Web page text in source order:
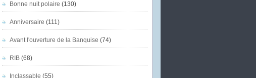
Bonne nuit polaire (130)
Anniversaire (111)
Avant l'ouverture de la Banquise (74)
RIB(68)
Inclassable (55)